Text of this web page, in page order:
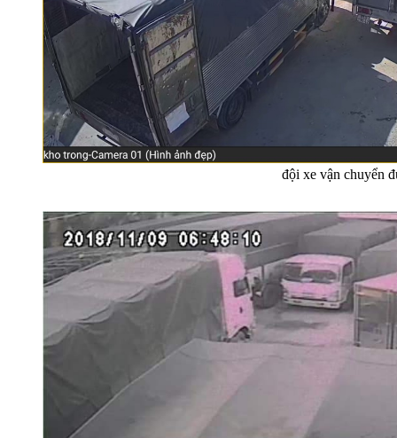
đội xe vận chuyển